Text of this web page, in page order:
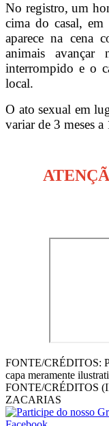
No registro, um
cima do casal,
aparece na cena
animais
interrompido e o
local.
O ato sexual em
variar de 3 meses
FONTE/CRÉDITOS:
capa meramente
FONTE/CRÉDITOS
ZACARIAS